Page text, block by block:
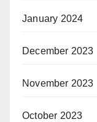
January 2024
December 2023
November 2023
October 2023